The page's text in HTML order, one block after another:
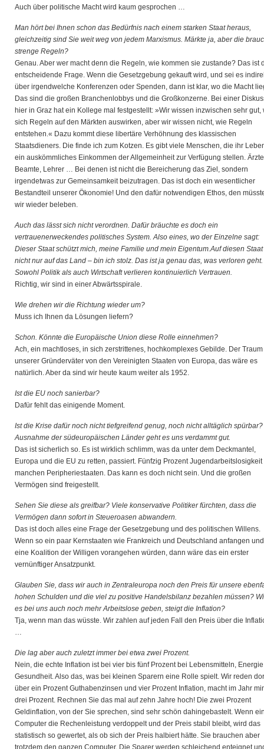
Auch über politische Macht wird kaum gesprochen …
Man hört bei Ihnen schon das Bedürfnis nach einem starken Staat heraus,
gleichzeitig sind Sie weit weg von jedem Marxismus. Märkte ja, aber die
strenge Regeln?
Genau. Aber wer macht denn die Regeln, wie kommen sie zustande? Das ist
entscheidende Frage. Wenn die Gesetzgebung gekauft wird, und sei es
über irgendwelche Konferenzen oder Spenden, dann ist klar, wo die Macht
Das sind die großen Branchenlobbys und die Großkonzerne. Bei einer
hier in Graz hat ein Kollege mal festgestellt: »Wir wissen inzwischen sehr gut,
sich Regeln auf den Märkten auswirken, aber wir wissen nicht, wie Regeln
entstehen.« Dazu kommt diese libertäre Verhöhnung des klassischen
Staatsdieners. Die finde ich zum Kotzen. Es gibt viele Menschen, die ihr
ein auskömmliches Einkommen der Allgemeinheit zur Verfügung stellen.
Beamte, Lehrer … Bei denen ist nicht die Bereicherung das Ziel, sondern
irgendetwas zur Gemeinsamkeit beizutragen. Das ist doch ein wesentlicher
Bestandteil unserer Ökonomie! Und den dafür notwendigen Ethos, den
wir wieder beleben.
Auch das lässt sich nicht verordnen. Dafür bräuchte es doch ein
vertrauenerweckendes politisches System. Also eines, wo der Einzelne sagt:
Dieser Staat schützt mich, meine Familie und mein Eigentum.Auf diesen Staat
nicht nur auf das Land – bin ich stolz. Das ist ja genau das, was verloren geht.
Sowohl Politik als auch Wirtschaft verlieren kontinuierlich Vertrauen.
Richtig, wir sind in einer Abwärtsspirale.
Wie drehen wir die Richtung wieder um?
Muss ich Ihnen da Lösungen liefern?
Schon. Könnte die Europäische Union diese Rolle einnehmen?
Ach, ein machtloses, in sich zerstrittenes, hochkomplexes Gebilde. Der Traum
unserer Gründerväter von den Vereinigten Staaten von Europa, das wäre es
natürlich. Aber da sind wir heute kaum weiter als 1952.
Ist die EU noch sanierbar?
Dafür fehlt das einigende Moment.
Ist die Krise dafür noch nicht tiefgreifend genug, noch nicht alltäglich spürbar?
Ausnahme der südeuropäischen Länder geht es uns verdammt gut.
Das ist sicherlich so. Es ist wirklich schlimm, was da unter dem Deckmantel,
Europa und die EU zu retten, passiert. Fünfzig Prozent Jugendarbeitslosigkeit
manchen Peripheriestaaten. Das kann es doch nicht sein. Und die großen
Vermögen sind freigestellt.
Sehen Sie diese als greifbar? Viele konservative Politiker fürchten, dass die
Vermögen dann sofort in Steueroasen abwandern.
Das ist doch alles eine Frage der Gesetzgebung und des politischen Willens.
Wenn so ein paar Kernstaaten wie Frankreich und Deutschland anfangen
eine Koalition der Willigen vorangehen würden, dann wäre das ein erster
vernünftiger Ansatzpunkt.
Glauben Sie, dass wir auch in Zentraleuropa noch den Preis für unsere
hohen Schulden und die viel zu positive Handelsbilanz bezahlen müssen?
es bei uns auch noch mehr Arbeitslose geben, steigt die Inflation?
Tja, wenn man das wüsste. Wir zahlen auf jeden Fall den Preis über die
…
Die lag aber auch zuletzt immer bei etwa zwei Prozent.
Nein, die echte Inflation ist bei vier bis fünf Prozent bei Lebensmitteln,
Gesundheit. Also das, was bei kleinen Sparern eine Rolle spielt. Wir reden
über ein Prozent Guthabenzinsen und vier Prozent Inflation, macht im Jahr
drei Prozent. Rechnen Sie das mal auf zehn Jahre hoch! Die zwei Prozent
Geldinflation, von der Sie sprechen, sind sehr schön dahingebastelt. Wenn
Computer die Rechenleistung verdoppelt und der Preis stabil bleibt, wird das
statistisch so gewertet, als ob sich der Preis halbiert hätte. Sie brauchen aber
trotzdem den ganzen Computer. Die Sparer werden schleichend enteignet